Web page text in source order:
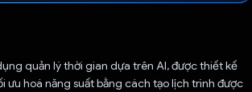
quản lý thời gian dựa trên AI, được thiết kế
ưu hoá năng suất bằng cách tạo lịch trình được